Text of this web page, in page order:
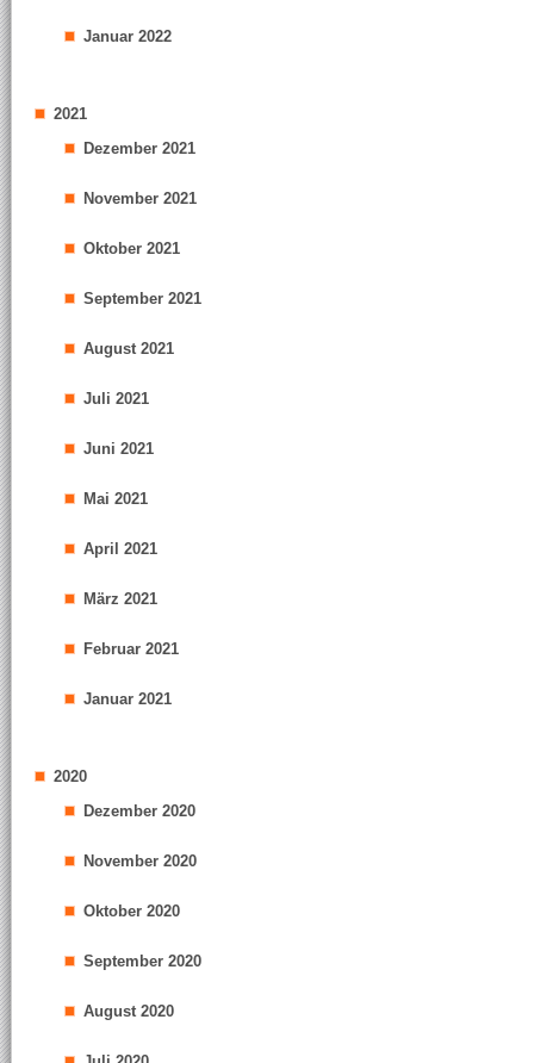
Januar 2022
2021
Dezember 2021
November 2021
Oktober 2021
September 2021
August 2021
Juli 2021
Juni 2021
Mai 2021
April 2021
März 2021
Februar 2021
Januar 2021
2020
Dezember 2020
November 2020
Oktober 2020
September 2020
August 2020